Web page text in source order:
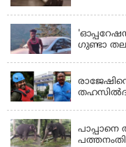
ഗുണ്ടാ